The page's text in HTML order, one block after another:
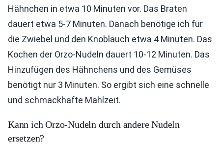
Hähnchen in etwa 10 Minuten vor. Das Braten
dauert etwa 5-7 Minuten. Danach benötige ich für
die Zwiebel und den Knoblauch etwa 4 Minuten. Das
Kochen der Orzo-Nudeln dauert 10-12 Minuten. Das
Hinzufügen des Hähnchens und des Gemüses
benötigt nur 3 Minuten. So ergibt sich eine schnelle
und schmackhafte Mahlzeit.
Kann ich Orzo-Nudeln durch andere Nudeln
ersetzen?